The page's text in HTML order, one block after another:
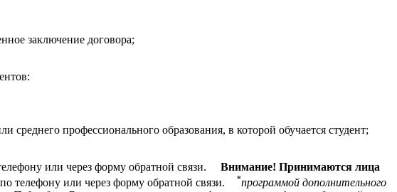
заключение договора;
профессионального образования, в которой обучается студент;
или через форму обратной связи.
Внимание! Принимаются лица
телефону или через форму обратной связи. *программой дополнительного